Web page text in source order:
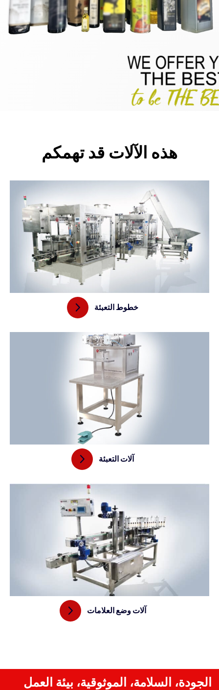
هذه الآلات قد تهمكم
خطوط التعبئة
آلات التعبئة
آلات وضع العلامات
الجودة، السلامة، الموثوقية، بيئة العمل